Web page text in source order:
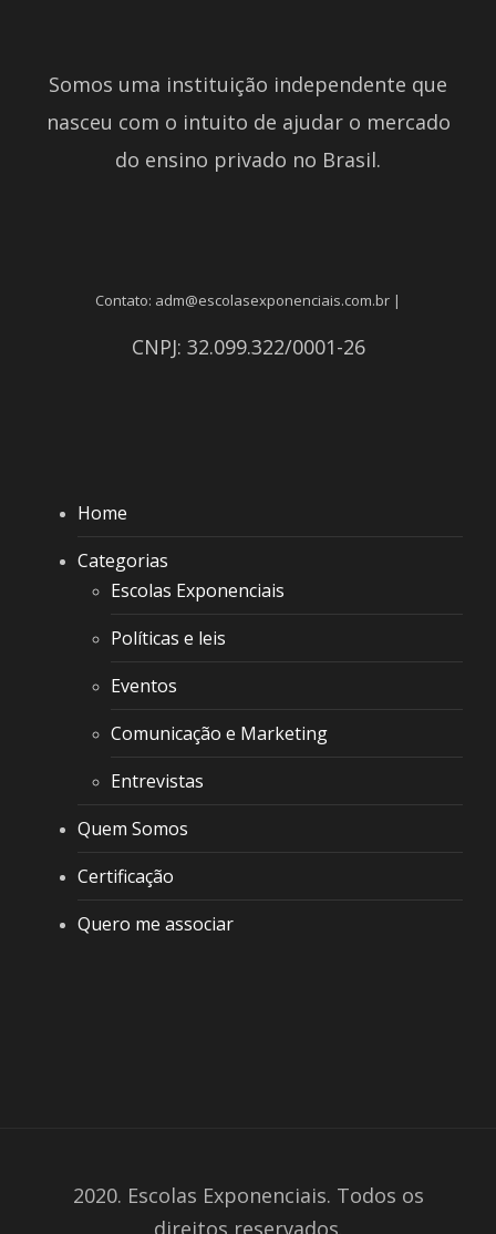
Somos uma instituição independente que
nasceu com o intuito de ajudar o mercado
do ensino privado no Brasil.
Contato: adm@escolasexponenciais.com.br |
CNPJ: 32.099.322/0001-26
Home
Categorias
Escolas Exponenciais
Políticas e leis
Eventos
Comunicação e Marketing
Entrevistas
Quem Somos
Certificação
Quero me associar
2020. Escolas Exponenciais. Todos os
direitos reservados.